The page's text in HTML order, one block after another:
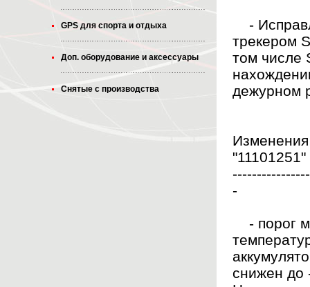
GPS для спорта и отдыха
Доп. оборудование и аксессуары
Снятые с производства
-
трекером
том числе
дежурном
"11101251"
-
- порог
снижен до